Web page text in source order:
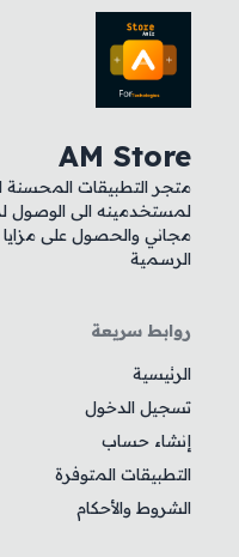
AM Store
متجر التطبيقات المحسنة
لمستخدمينه الى الوصول
مجاني والحصول على
الرسمية
روابط سريعة
الرئيسية
تسجيل الدخول
إنشاء حساب
التطبيقات المتوفرة
الشروط والأحكام